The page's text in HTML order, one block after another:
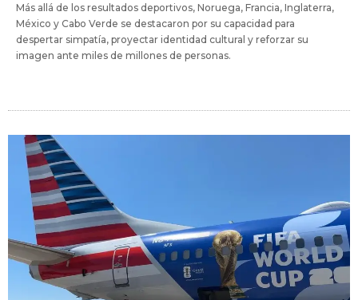
Más allá de los resultados deportivos, Noruega, Francia, Inglaterra,
México y Cabo Verde se destacaron por su capacidad para
despertar simpatía, proyectar identidad cultural y reforzar su
imagen ante miles de millones de personas.